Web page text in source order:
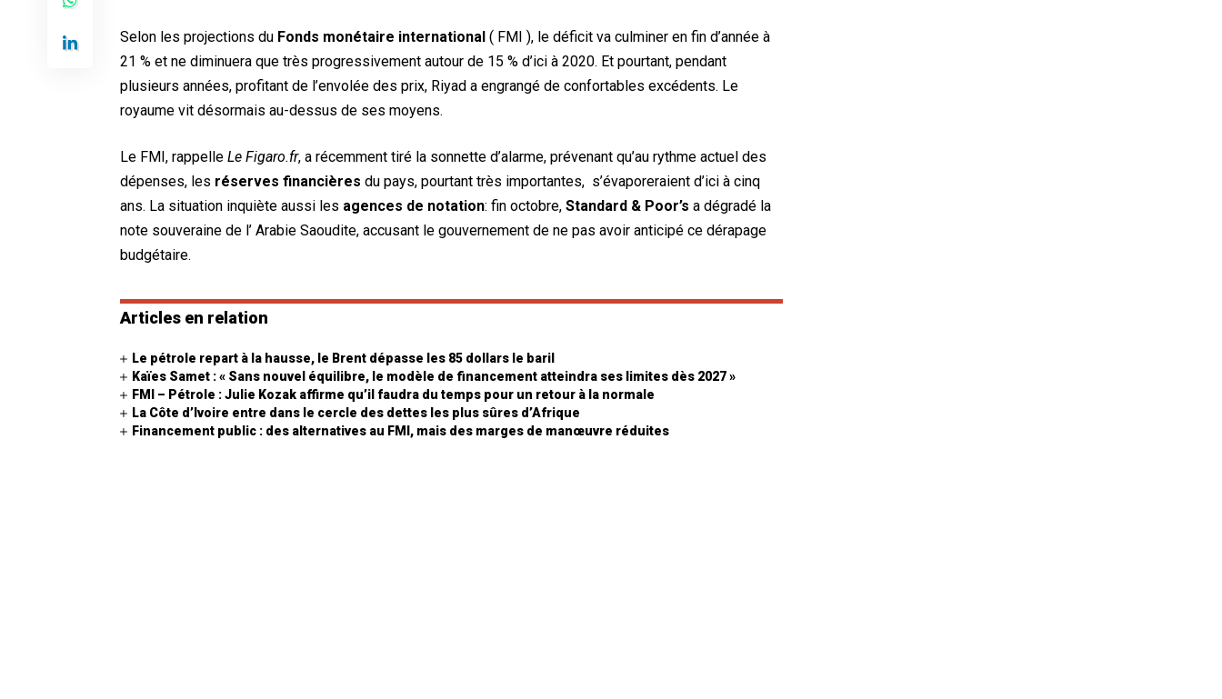
Selon les projections du Fonds monétaire international ( FMI ), le déficit va culminer en fin d’année à
21 % et ne diminuera que très progressivement autour de 15 % d’ici à 2020. Et pourtant, pendant
plusieurs années, profitant de l’envolée des prix, Riyad a engrangé de confortables excédents. Le
royaume vit désormais au-dessus de ses moyens.
Le FMI, rappelle Le Figaro.fr, a récemment tiré la sonnette d’alarme, prévenant qu’au rythme actuel des
dépenses, les réserves financières du pays, pourtant très importantes, s’évaporeraient d’ici à cinq
ans. La situation inquiète aussi les agences de notation: fin octobre, Standard & Poor’s a dégradé la
note souveraine de l’ Arabie Saoudite, accusant le gouvernement de ne pas avoir anticipé ce dérapage
budgétaire.
Articles en relation
Le pétrole repart à la hausse, le Brent dépasse les 85 dollars le baril
Kaïes Samet : « Sans nouvel équilibre, le modèle de financement atteindra ses limites dès 2027 »
FMI – Pétrole : Julie Kozak affirme qu’il faudra du temps pour un retour à la normale
La Côte d’Ivoire entre dans le cercle des dettes les plus sûres d’Afrique
Financement public : des alternatives au FMI, mais des marges de manœuvre réduites